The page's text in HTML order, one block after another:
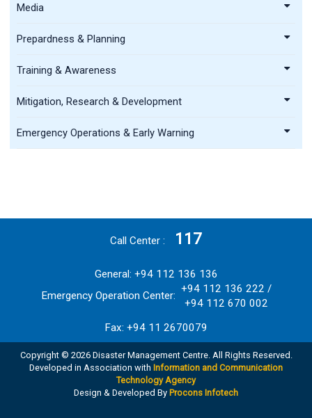
Media
Prepardness & Planning
Training & Awareness
Mitigation, Research & Development
Emergency Operations & Early Warning
Call Center 117
General: +94 112 136 136
Emergency Operation Center:
+94 112 136 222 /
+94 112 670 002
Fax: +94 11 2670079
Copyright © 2026 Disaster Management Centre. All Rights Reserved.
Developed in Association with Information and Communication
Technology Agency
Design & Developed By Procons Infotech